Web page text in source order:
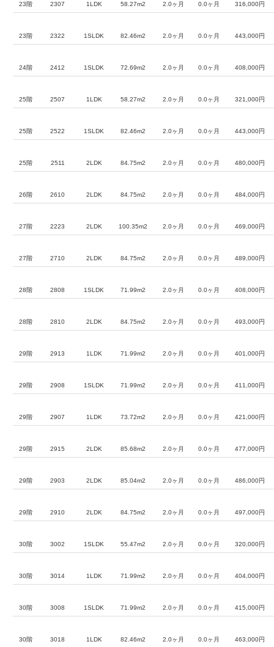
23階 2307 1LDK 58.27m2 2.0ヶ月 0.0ヶ月 316,000円
23階 2322 1SLDK 82.46m2 2.0ヶ月 0.0ヶ月 443,000円
24階 2412 1SLDK 72.69m2 2.0ヶ月 0.0ヶ月 408,000円
25階 2507 1LDK 58.27m2 2.0ヶ月 0.0ヶ月 321,000円
25階 2522 1SLDK 82.46m2 2.0ヶ月 0.0ヶ月 443,000円
25階 2511 2LDK 84.75m2 2.0ヶ月 0.0ヶ月 480,000円
26階 2610 2LDK 84.75m2 2.0ヶ月 0.0ヶ月 484,000円
27階 2223 2LDK 100.35m2 2.0ヶ月 0.0ヶ月 469,000円
27階 2710 2LDK 84.75m2 2.0ヶ月 0.0ヶ月 489,000円
28階 2808 1SLDK 71.99m2 2.0ヶ月 0.0ヶ月 408,000円
28階 2810 2LDK 84.75m2 2.0ヶ月 0.0ヶ月 493,000円
29階 2913 1LDK 71.99m2 2.0ヶ月 0.0ヶ月 401,000円
29階 2908 1SLDK 71.99m2 2.0ヶ月 0.0ヶ月 411,000円
29階 2907 1LDK 73.72m2 2.0ヶ月 0.0ヶ月 421,000円
29階 2915 2LDK 85.68m2 2.0ヶ月 0.0ヶ月 477,000円
29階 2903 2LDK 85.04m2 2.0ヶ月 0.0ヶ月 486,000円
29階 2910 2LDK 84.75m2 2.0ヶ月 0.0ヶ月 497,000円
30階 3002 1SLDK 55.47m2 2.0ヶ月 0.0ヶ月 320,000円
30階 3014 1LDK 71.99m2 2.0ヶ月 0.0ヶ月 404,000円
30階 3008 1SLDK 71.99m2 2.0ヶ月 0.0ヶ月 415,000円
30階 3018 1LDK 82.46m2 2.0ヶ月 0.0ヶ月 463,000円